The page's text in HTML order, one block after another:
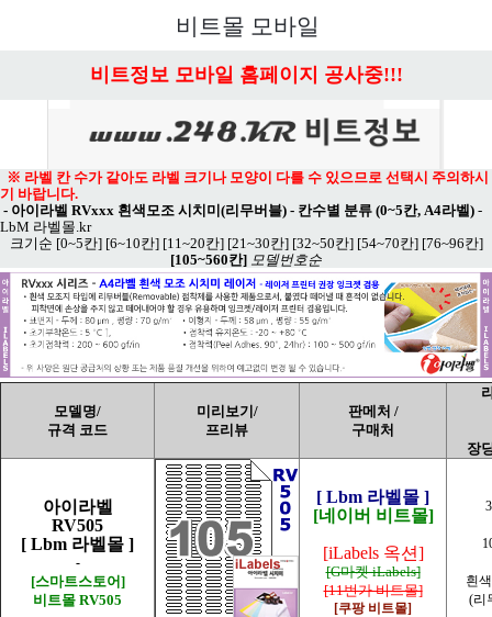
비트몰 모바일
비트정보 모바일 홈페이지 공사중!!!
※ 라벨 칸 수가 같아도 라벨 크기나 모양이 다를 수 있으므로 선택시 주의하시
기 바랍니다.
- 아이라벨 RVxxx 흰색모조 시치미(리무버블) - 칸수별 분류 (0~5칸, A4라벨) -
LbM 라벨몰.kr
크기순 [0~5칸] [6~10칸] [11~20칸] [21~30칸] [32~50칸] [54~70칸] [76~96칸]
[105~560칸] 모델번호순
모델명/
규격 코드
미리보기/
프리뷰
판메처 /
구매처
장
아이라벨
RV505
[ Lbm 라벨몰 ]
-
[스마트스토어]
비트몰 RV505
[ Lbm 라벨몰 ]
[네이버 비트몰]
[iLabels 옥션]
[G마켓 iLabels]
[11번가 비트몰]
[쿠팡 비트몰]
흰
(리